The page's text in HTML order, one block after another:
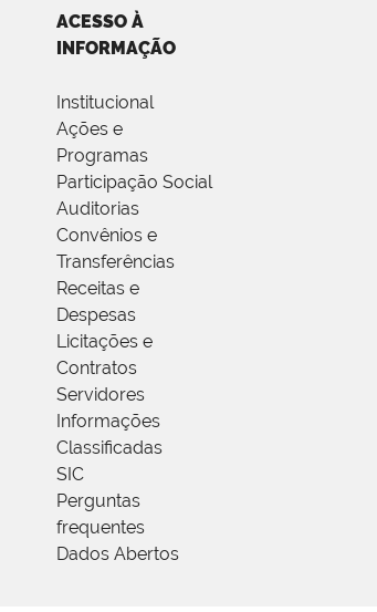
ACESSO À
INFORMAÇÃO
Institucional
Ações e
Programas
Participação Social
Auditorias
Convênios e
Transferências
Receitas e
Despesas
Licitações e
Contratos
Servidores
Informações
Classificadas
SIC
Perguntas
frequentes
Dados Abertos